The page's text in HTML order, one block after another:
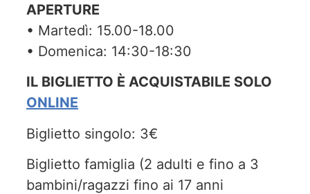
APERTURE
• Martedì: 15.00-18.00
• Domenica: 14:30-18:30
IL BIGLIETTO È ACQUISTABILE SOLO
ONLINE
Biglietto singolo: 3€
Biglietto famiglia (2 adulti e fino a 3
bambini/ragazzi fino ai 17 anni